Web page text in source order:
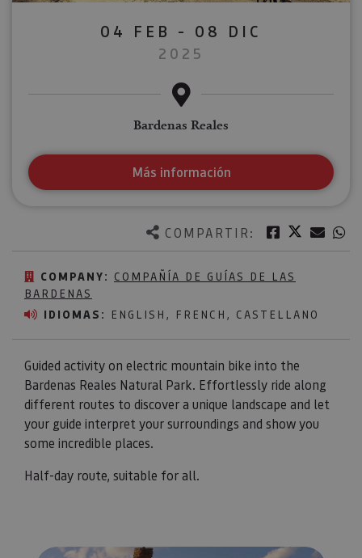
COMPARTIR: Facebook
Twitter
COMPANY: COMPAÑÍA DE GUÍAS DE LAS
BARDENAS
IDIOMAS: ENGLISH, FRENCH, CASTELLANO
Guided activity on electric mountain bike into the
Bardenas Reales Natural Park. Effortlessly ride along
different routes to discover a unique landscape and let
your guide interpret your surroundings and show you
some incredible places.
Half-day route, suitable for all.
04 FEB - 08 DIC
2025
Bardenas Reales
Más información